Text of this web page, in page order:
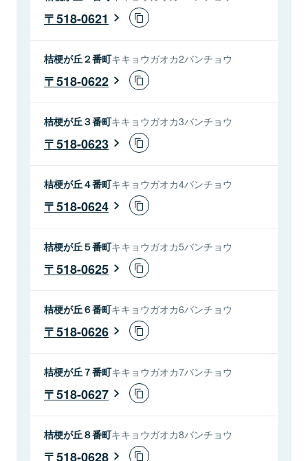
518-0621
桔梗が丘２番町キキョウガオカ2バンチョウ
518-0622
桔梗が丘３番町キキョウガオカ3バンチョウ
518-0623
桔梗が丘４番町キキョウガオカ4バンチョウ
518-0624
桔梗が丘５番町キキョウガオカ5バンチョウ
518-0625
桔梗が丘６番町キキョウガオカ6バンチョウ
518-0626
桔梗が丘７番町キキョウガオカ7バンチョウ
518-0627
桔梗が丘８番町キキョウガオカ8バンチョウ
518-0628